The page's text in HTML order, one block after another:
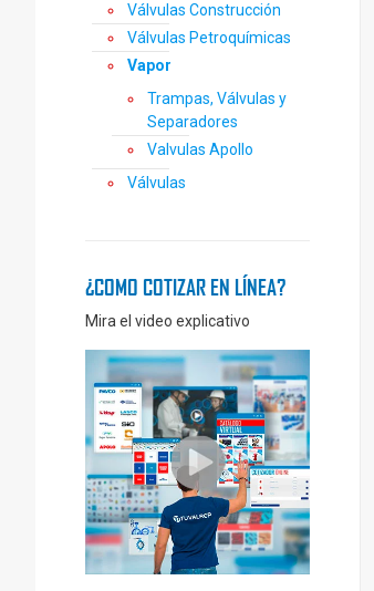
Válvulas Construcción
Válvulas Petroquímicas
Vapor
Trampas, Válvulas y
Separadores
Valvulas Apollo
Válvulas
¿COMO COTIZAR EN LÍNEA?
Mira el video explicativo